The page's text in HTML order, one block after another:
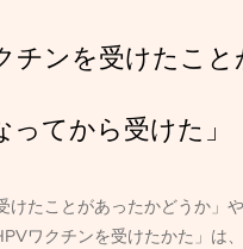
チンを受けたこと
ってから受けた」
けたことがあったかどうか」
ワクチンを受けたかた」は、